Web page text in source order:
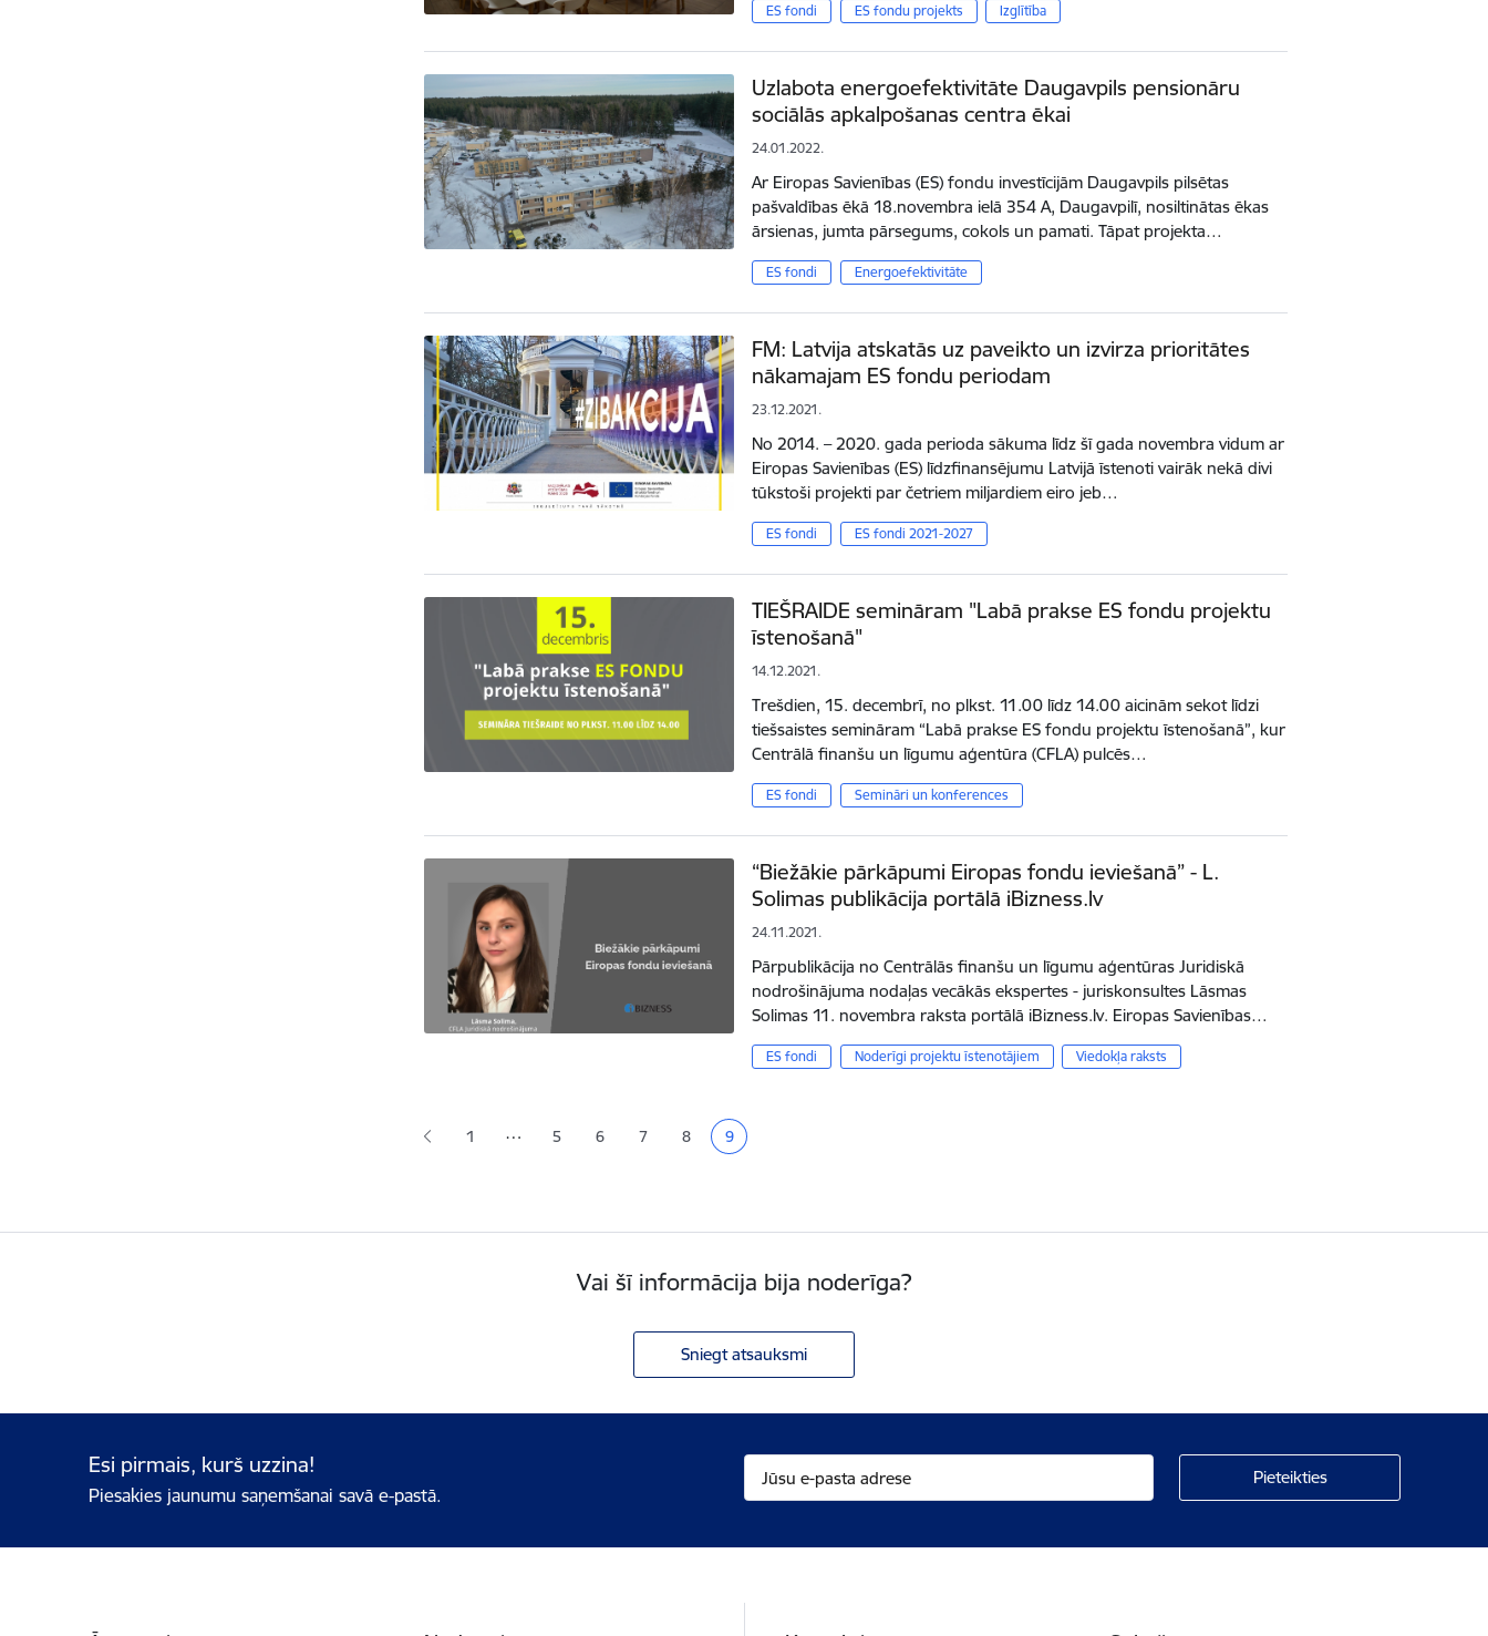
ES fondi ES fondu projekts Izglītība
Uzlabota energoefektivitāte Daugavpils pensionāru
sociālās apkalpošanas centra ēkai
24.01.2022.
Ar Eiropas Savienības (ES) fondu investīcijām Daugavpils pilsētas
pašvaldības ēkā 18.novembra ielā 354 A, Daugavpilī, nosiltinātas ēkas
ārsienas, jumta pārsegums, cokols un pamati. Tāpat projekta…
ES fondi Energoefektivitāte
FM: Latvija atskatās uz paveikto un izvirza prioritātes
nākamajam ES fondu periodam
23.12.2021.
No 2014. – 2020. gada perioda sākuma līdz šī gada novembra vidum ar
Eiropas Savienības (ES) līdzfinansējumu Latvijā īstenoti vairāk nekā divi
tūkstoši projekti par četriem miljardiem eiro jeb…
ES fondi ES fondi 2021-2027
TIEŠRAIDE semināram "Labā prakse ES fondu projektu
īstenošanā"
14.12.2021.
Trešdien, 15. decembrī, no plkst. 11.00 līdz 14.00 aicinām sekot līdzi
tiešsaistes semināram “Labā prakse ES fondu projektu īstenošanā”, kur
Centrālā finanšu un līgumu aģentūra (CFLA) pulcēs…
ES fondi Semināri un konferences
“Biežākie pārkāpumi Eiropas fondu ieviešanā” - L.
Solimas publikācija portālā iBizness.lv
24.11.2021.
Pārpublikācija no Centrālās finanšu un līgumu aģentūras Juridiskā
nodrošinājuma nodaļas vecākās ekspertes - juriskonsultes Lāsmas
Solimas 11. novembra raksta portālā iBizness.lv. Eiropas Savienības…
ES fondi Noderīgi projektu īstenotājiem Viedokļa raksts
1 … Lapa
5 Lapa
6 Lapa
7 Lapa
8 Pašreizējā lapa
9
Vai šī informācija bija noderīga?
Sniegt atsauksmi
Esi pirmais, kurš uzzina!
Piesakies jaunumu saņemšanai savā e-pastā.